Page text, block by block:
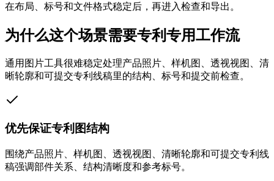
在布局、标号和文件格式稳定后，再进入检查和导出。
为什么这个场景需要专利专用工作流
通用图片工具很难稳定处理产品照片、样机图、透视视图、清
晰轮廓和可提交专利线稿里的结构、标号和提交前检查。
优先保证专利图结构
围绕产品照片、样机图、透视视图、清晰轮廓和可提交专利线
稿强调部件关系、结构清晰度和参考标号。